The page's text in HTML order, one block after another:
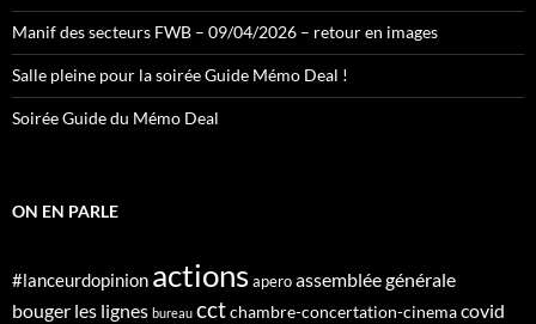
Manif des secteurs FWB – 09/04/2026 – retour en images
Salle pleine pour la soirée Guide Mémo Deal !
Soirée Guide du Mémo Deal
ON EN PARLE
#lanceurdopinion actions apero assemblée générale
bouger les lignes bureau cctchambre-concertation-cinemacovid